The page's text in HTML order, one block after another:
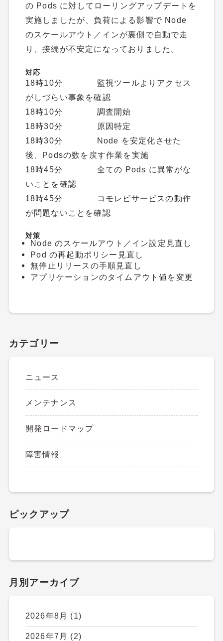
の Pods に対してローリングアップデートを
実施しましたが、負荷による影響で Node
のスケールアウト／インが裏側で自動で走
り、接続が不安定になっておりました。
対応
18時10分 監視ツールよりアクセス
がしづらい事象を確認
18時10分 調査開始
18時30分 原因特定
18時30分 Node を安定化させた
後、Podsの数を戻す作業を実施
18時45分 全ての Pods に異常がな
いことを確認
18時45分 コモレビサービスの動作
が問題ないことを確認
対策
Node のスケールアウト／イン設定見直し
Pod の再起動ポリシー見直し
無停止リリースの手順見直し
アプリケーションのタイムアウト値を変更
カテゴリー
ニュース
メンテナンス
開発ロードマップ
障害情報
ピックアップ
月別アーカイブ
2026年8月 (1)
2026年7月 (2)